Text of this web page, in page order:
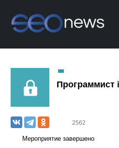
Программист
2562
Мероприятие завершено